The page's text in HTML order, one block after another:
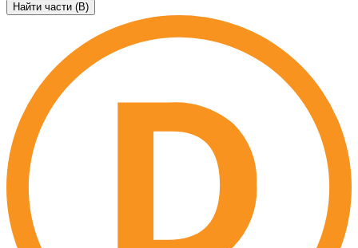
Найти части (B)